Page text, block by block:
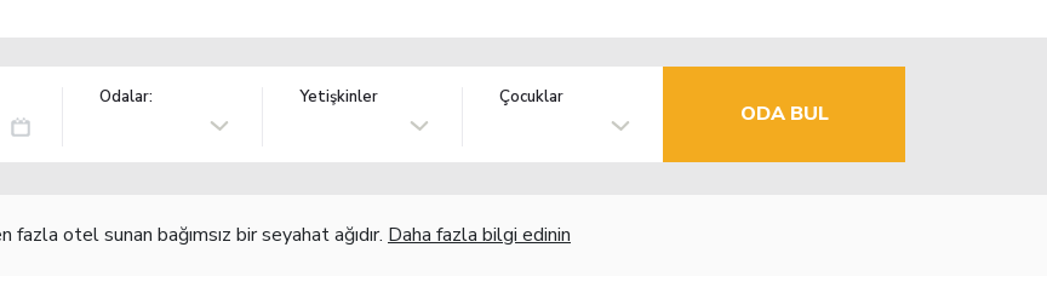
Odalar: Yetişkinler Çocuklar
ODA BUL
otel sunan bağımsız bir seyahat ağıdır. Daha fazla bilgi edinin